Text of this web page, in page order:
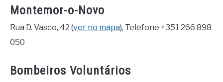
Montemor-o-Novo
Rua D. Vasco, 42 (ver no mapa), Telefone +351 266 898
050
Bombeiros Voluntários